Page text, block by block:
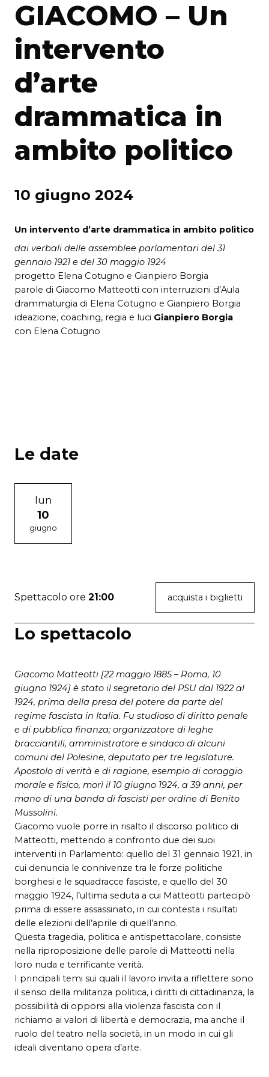
GIACOMO – Un
intervento
d’arte
drammatica in
ambito politico
10 giugno 2024
Un intervento d’arte drammatica in ambito politico
dai verbali delle assemblee parlamentari del 31
gennaio 1921 e del 30 maggio 1924
progetto Elena Cotugno e Gianpiero Borgia
parole di Giacomo Matteotti con interruzioni d’Aula
drammaturgia di Elena Cotugno e Gianpiero Borgia
ideazione, coaching, regia e luci Gianpiero Borgia
con Elena Cotugno
Lo spettacolo
Giacomo Matteotti [22 maggio 1885 – Roma, 10
giugno 1924] è stato il segretario del PSU dal 1922 al
1924, prima della presa del potere da parte del
regime fascista in Italia. Fu studioso di diritto penale
e di pubblica finanza; organizzatore di leghe
bracciantili, amministratore e sindaco di alcuni
comuni del Polesine, deputato per tre legislature.
Apostolo di verità e di ragione, esempio di coraggio
morale e fisico, morì il 10 giugno 1924, a 39 anni, per
mano di una banda di fascisti per ordine di Benito
Mussolini.
Giacomo vuole porre in risalto il discorso politico di
Matteotti, mettendo a confronto due dei suoi
interventi in Parlamento: quello del 31 gennaio 1921, in
cui denuncia le connivenze tra le forze politiche
borghesi e le squadracce fasciste, e quello del 30
maggio 1924, l’ultima seduta a cui Matteotti partecipò
prima di essere assassinato, in cui contesta i risultati
delle elezioni dell’aprile di quell’anno.
Questa tragedia, politica e antispettacolare, consiste
nella riproposizione delle parole di Matteotti nella
loro nuda e terrificante verità.
I principali temi sui quali il lavoro invita a riflettere sono
il senso della militanza politica, i diritti di cittadinanza, la
possibilità di opporsi alla violenza fascista con il
richiamo ai valori di libertà e democrazia, ma anche il
ruolo del teatro nella società, in un modo in cui gli
ideali diventano opera d’arte.
Le date
lun
10
giugno
Spettacolo ore 21:00 acquista i biglietti